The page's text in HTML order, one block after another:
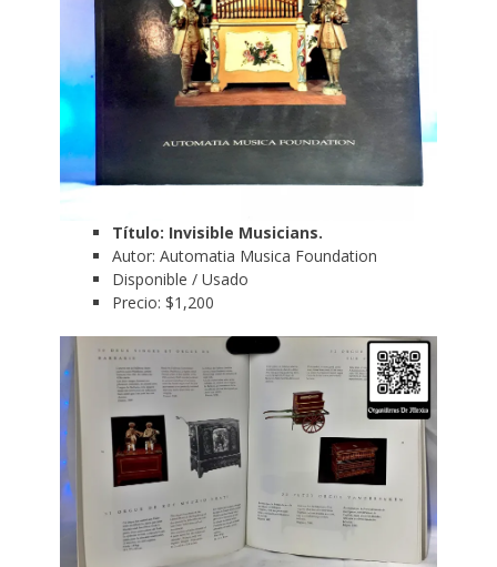
Título: Invisible Musicians.
Autor: Automatia Musica Foundation
Disponible / Usado
Precio: $1,200